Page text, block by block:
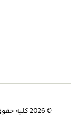
© 2026 کلیه حقوق این سایت برای stariran.net محفوظ میباشد.